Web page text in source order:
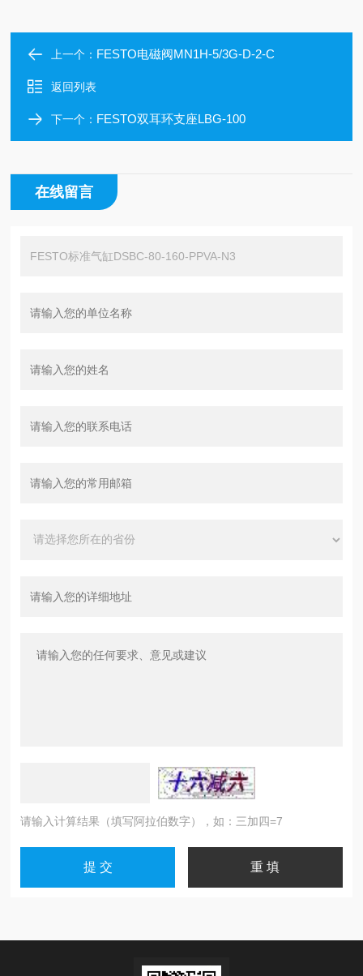
上一个： FESTO电磁阀MN1H-5/3G-D-2-C
返回列表
下一个： FESTO双耳环支座LBG-100
在线留言
请输入计算结果（填写阿拉伯数字），如：三加四=7